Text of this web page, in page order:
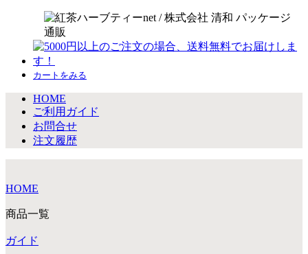
カートをみる
HOME
ご利用ガイド
お問合せ
注文履歴
HOME
商品一覧
ガイド